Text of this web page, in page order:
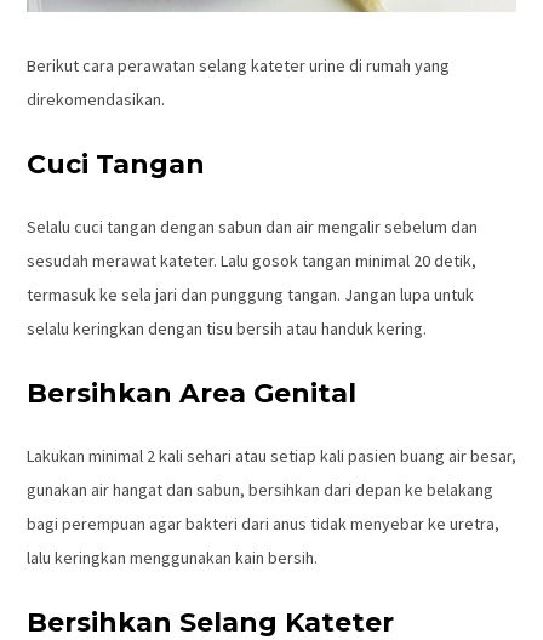
Berikut cara perawatan selang kateter urine di rumah yang
direkomendasikan.
Cuci Tangan
Selalu cuci tangan dengan sabun dan air mengalir sebelum dan
sesudah merawat kateter. Lalu gosok tangan minimal 20 detik,
termasuk ke sela jari dan punggung tangan. Jangan lupa untuk
selalu keringkan dengan tisu bersih atau handuk kering.
Bersihkan Area Genital
Lakukan minimal 2 kali sehari atau setiap kali pasien buang air besar,
gunakan air hangat dan sabun, bersihkan dari depan ke belakang
bagi perempuan agar bakteri dari anus tidak menyebar ke uretra,
lalu keringkan menggunakan kain bersih.
Bersihkan Selang Kateter